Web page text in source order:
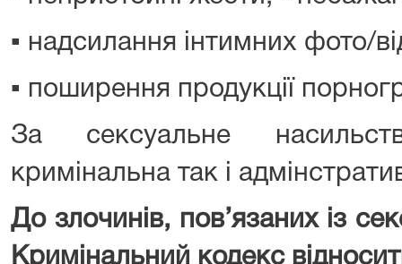
▪ надсилання інтимних фото/
▪ поширення продукції
За сексуальне
кримінальна так і
До злочинів, пов’язаних із
Кримінальний кодекс